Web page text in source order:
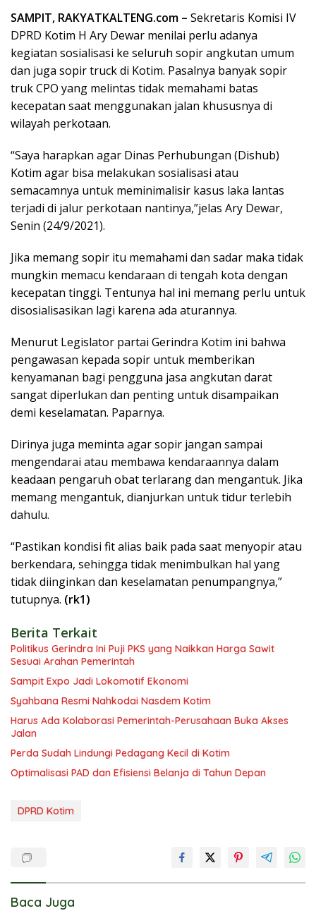
SAMPIT, RAKYATKALTENG.com – Sekretaris Komisi IV
DPRD Kotim H Ary Dewar menilai perlu adanya
kegiatan sosialisasi ke seluruh sopir angkutan umum
dan juga sopir truck di Kotim. Pasalnya banyak sopir
truk CPO yang melintas tidak memahami batas
kecepatan saat menggunakan jalan khususnya di
wilayah perkotaan.
“Saya harapkan agar Dinas Perhubungan (Dishub)
Kotim agar bisa melakukan sosialisasi atau
semacamnya untuk meminimalisir kasus laka lantas
terjadi di jalur perkotaan nantinya,”jelas Ary Dewar,
Senin (24/9/2021).
Jika memang sopir itu memahami dan sadar maka tidak
mungkin memacu kendaraan di tengah kota dengan
kecepatan tinggi. Tentunya hal ini memang perlu untuk
disosialisasikan lagi karena ada aturannya.
Menurut Legislator partai Gerindra Kotim ini bahwa
pengawasan kepada sopir untuk memberikan
kenyamanan bagi pengguna jasa angkutan darat
sangat diperlukan dan penting untuk disampaikan
demi keselamatan. Paparnya.
Dirinya juga meminta agar sopir jangan sampai
mengendarai atau membawa kendaraannya dalam
keadaan pengaruh obat terlarang dan mengantuk. Jika
memang mengantuk, dianjurkan untuk tidur terlebih
dahulu.
“Pastikan kondisi fit alias baik pada saat menyopir atau
berkendara, sehingga tidak menimbulkan hal yang
tidak diinginkan dan keselamatan penumpangnya,”
tutupnya. (rk1)
Berita Terkait
Politikus Gerindra Ini Puji PKS yang Naikkan Harga Sawit
Sesuai Arahan Pemerintah
Sampit Expo Jadi Lokomotif Ekonomi
Syahbana Resmi Nahkodai Nasdem Kotim
Harus Ada Kolaborasi Pemerintah-Perusahaan Buka Akses
Jalan
Perda Sudah Lindungi Pedagang Kecil di Kotim
Optimalisasi PAD dan Efisiensi Belanja di Tahun Depan
DPRD Kotim
Baca Juga